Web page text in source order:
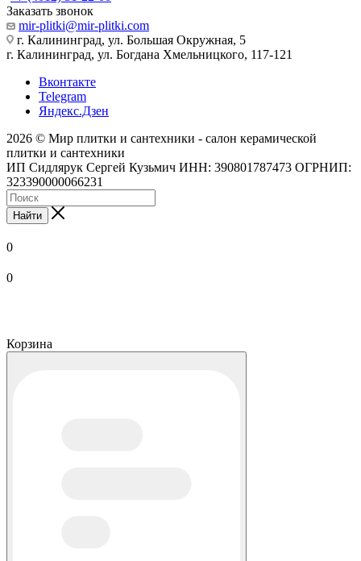
Заказать звонок
mir-plitki@mir-plitki.com
г. Калининград, ул. Большая Окружная, 5
г. Калининград, ул. Богдана Хмельницкого, 117-121
Вконтакте
Telegram
Яндекс.Дзен
2026 © Мир плитки и сантехники - салон керамической
плитки и сантехники
ИП Сидлярук Сергей Кузьмич ИНН: 390801787473 ОГРНИП:
323390000066231
Найти
0
0
Корзина